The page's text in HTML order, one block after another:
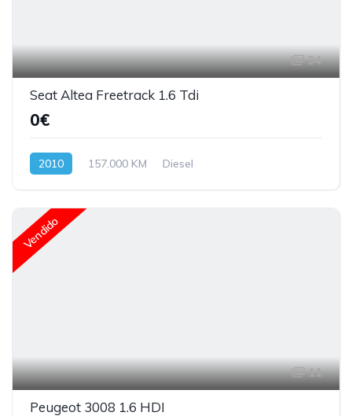
34
Seat Altea Freetrack 1.6 Tdi
0€
2010 157.000 KM Diesel
Vendido
11
Peugeot 3008 1.6 HDI